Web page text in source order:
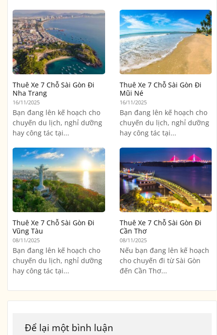
Thuê Xe 7 Chỗ Sài Gòn Đi
Nha Trang
16/11/2025
Bạn đang lên kế hoạch cho
chuyến du lịch, nghỉ dưỡng
hay công tác tại...
Thuê Xe 7 Chỗ Sài Gòn Đi
Mũi Né
16/11/2025
Bạn đang lên kế hoạch cho
chuyến du lịch, nghỉ dưỡng
hay công tác tại...
Thuê Xe 7 Chỗ Sài Gòn Đi
Vũng Tàu
08/11/2025
Bạn đang lên kế hoạch cho
chuyến du lịch, nghỉ dưỡng
hay công tác tại...
Thuê Xe 7 Chỗ Sài Gòn Đi
Cần Thơ
08/11/2025
Nếu bạn đang lên kế hoạch
cho chuyến đi từ Sài Gòn
đến Cần Thơ...
Để lại một bình luận